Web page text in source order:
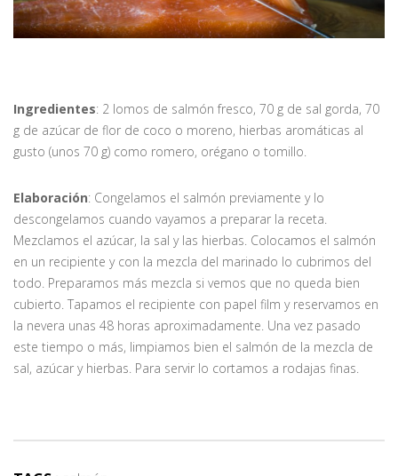
Ingredientes: 2 lomos de salmón fresco, 70 g de sal gorda, 70
g de azúcar de flor de coco o moreno, hierbas aromáticas al
gusto (unos 70 g) como romero, orégano o tomillo.
Elaboración: Congelamos el salmón previamente y lo
descongelamos cuando vayamos a preparar la receta.
Mezclamos el azúcar, la sal y las hierbas. Colocamos el salmón
en un recipiente y con la mezcla del marinado lo cubrimos del
todo. Preparamos más mezcla si vemos que no queda bien
cubierto. Tapamos el recipiente con papel film y reservamos en
la nevera unas 48 horas aproximadamente. Una vez pasado
este tiempo o más, limpiamos bien el salmón de la mezcla de
sal, azúcar y hierbas. Para servir lo cortamos a rodajas finas.